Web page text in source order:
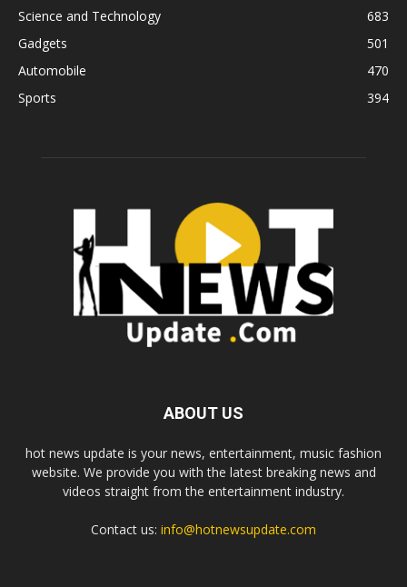
Science and Technology
683
Gadgets
501
Automobile
470
Sports
394
ABOUT US
hot news update is your news, entertainment, music fashion
website. We provide you with the latest breaking news and
videos straight from the entertainment industry.
Contact us: info@hotnewsupdate.com